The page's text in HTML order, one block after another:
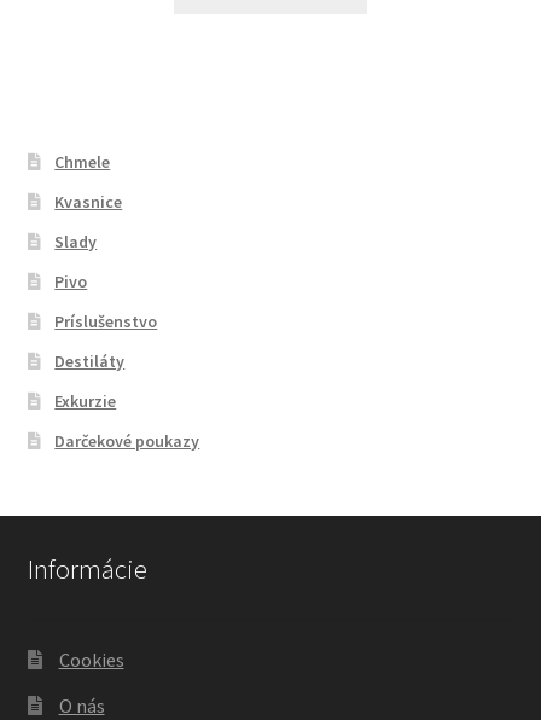
Chmele
Kvasnice
Slady
Pivo
Príslušenstvo
Destiláty
Exkurzie
Darčekové poukazy
Informácie
Cookies
O nás